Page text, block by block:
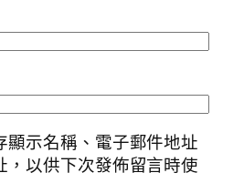
顯示名稱、電子郵件地址
，以供下次發佈留言時使